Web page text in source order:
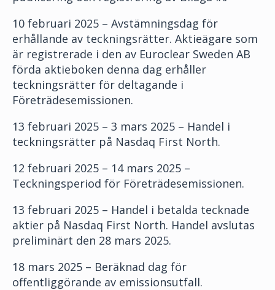
10 februari 2025 – Avstämningsdag för
erhållande av teckningsrätter. Aktieägare som
är registrerade i den av Euroclear Sweden AB
förda aktieboken denna dag erhåller
teckningsrätter för deltagande i
Företrädesemissionen.
13 februari 2025 – 3 mars 2025 – Handel i
teckningsrätter på Nasdaq First North.
12 februari 2025 – 14 mars 2025 –
Teckningsperiod för Företrädesemissionen.
13 februari 2025 – Handel i betalda tecknade
aktier på Nasdaq First North. Handel avslutas
preliminärt den 28 mars 2025.
18 mars 2025 – Beräknad dag för
offentliggörande av emissionsutfall.